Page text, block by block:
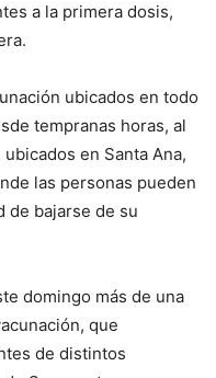
a la primera dosis,
ubicados en todo
tempranas horas, al
en Santa Ana,
las personas pueden
de bajarse de su
domingo más de una
que
de distintos